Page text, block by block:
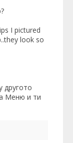
I pictured
look so
другото
Меню и ти